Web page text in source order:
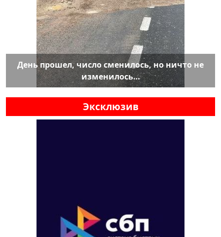
День прошел, число сменилось, но ничто не
изменилось…
Эксклюзив